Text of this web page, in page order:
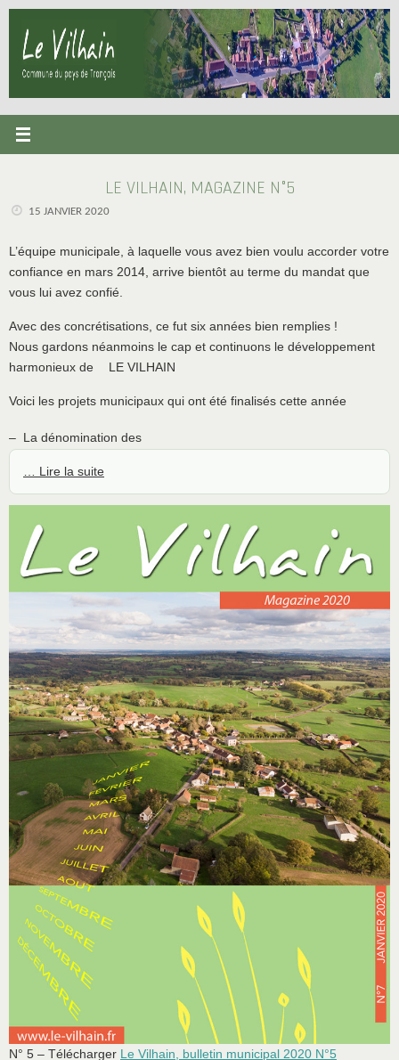
Passer
contenu
LE VILHAIN, MAGAZINE N°5
15 JANVIER 2020
L’équipe municipale, à laquelle vous avez bien voulu accorder votre
confiance en mars 2014, arrive bientôt au terme du mandat que
vous lui avez confié.
Avec des concrétisations, ce fut six années bien remplies !
Nous gardons néanmoins le cap et continuons le développement
harmonieux de LE VILHAIN
Voici les projets municipaux qui ont été finalisés cette année
– La dénomination des
… Lire la suite
N° 5 – Télécharger Le Vilhain, bulletin municipal 2020 N°5